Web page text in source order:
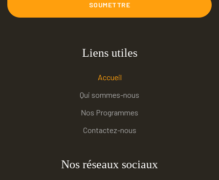
SOUMETTRE
Liens utiles
Accueil
Qui sommes-nous
Nos Programmes
Contactez-nous
Nos réseaux sociaux